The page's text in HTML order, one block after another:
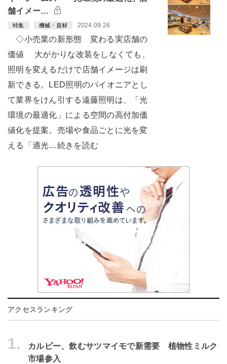
舗イメー…
特集 機械・資材 2024.09.26
◇小売業の新形態 変わる実店舗の
価値 大がかりな改装をしなくても、
照明を変えるだけで店舗イメージは刷
新できる。LED照明のパイオニアとし
て業界をけん引する遠藤照明は、「光
環境の最適化」による空間の高付加価
値化を提案。売場や食品ごとに光を変
える「適光…続きを読む
アクセスランキング
1.
カルビー、飲むサツマイモで新需要 植物性ミルク
市場参入